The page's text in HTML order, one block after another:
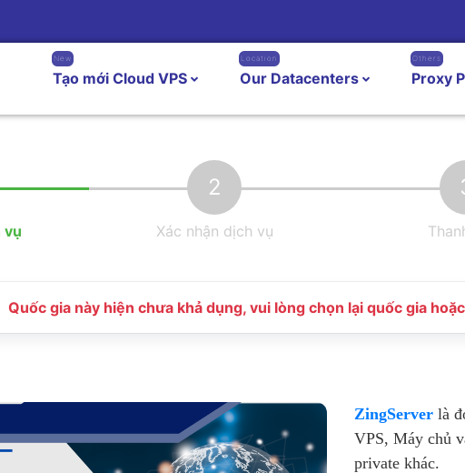
New
Tạo mới Cloud VPS
Location
Our Datacenters
Others
Proxy
vụ
2
Xác nhận dịch vụ
Quốc gia này hiện chưa khả dụng, vui lòng chọn lại quốc gia
ZingServer là
VPS, Máy chủ
private khác.